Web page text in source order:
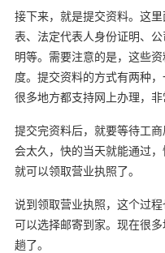
接下来，就是提交资料。这
表、法定代表人身份证明、
明等。需要注意的是，这些
度。提交资料的方式有两种
很多地方都支持网上办理，非
提交完资料后，就要等待工
会太久，快的当天就能通过
就可以领取营业执照了。
说到领取营业执照，这个过
可以选择邮寄到家。现在很
趟了。